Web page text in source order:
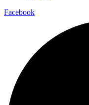
Facebook